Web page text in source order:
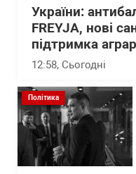
України:
FREYJA, нові
підтримка
12:58, Сьогодні
Політика